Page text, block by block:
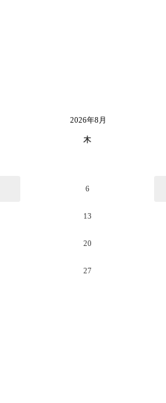
2026年8月
木
6
13
20
27